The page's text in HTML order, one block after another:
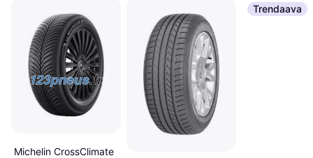
Michelin CrossClimate
Trendaava